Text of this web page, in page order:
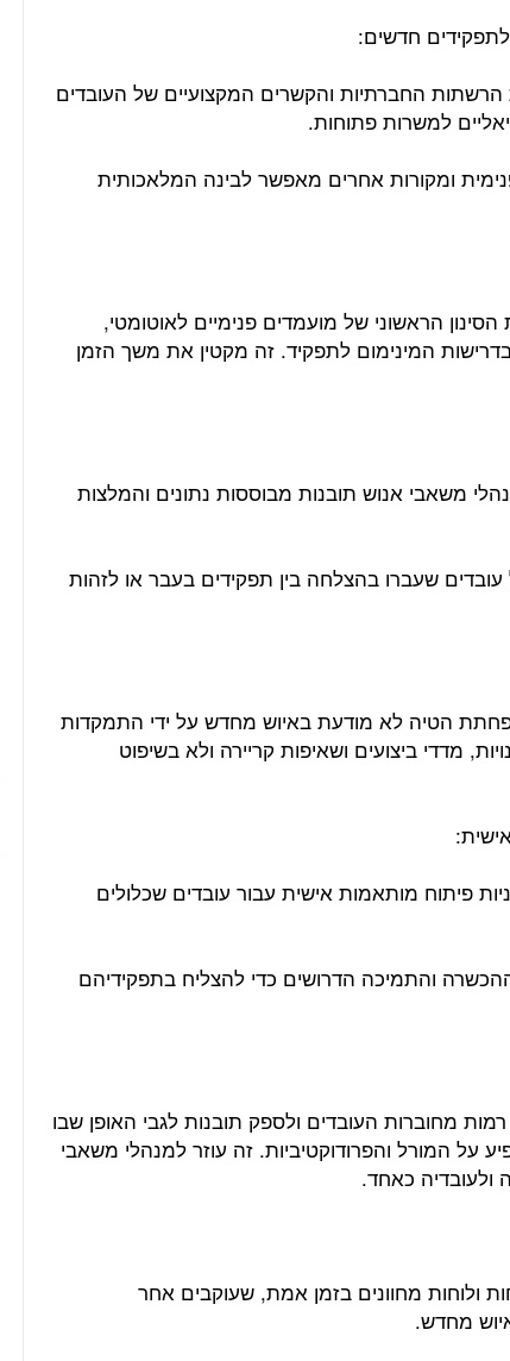
החברתיות והקשרים המקצועיים של העובדים
למשרות פתוחות.
ומקורות אחרים מאפשר לבינה המלאכותית
הראשוני של מועמדים פנימיים לאוטומטי,
המינימום לתפקיד. זה מקטין את משך הזמן
משאבי אנוש תובנות מבוססות נתונים והמלצות
עובדים שעברו בהצלחה בין תפקידים בעבר או לזהות
הטיה לא מודעת באיוש מחדש על ידי התמקדות
מדדי ביצועים ושאיפות קריירה ולא בשיפוט
פיתוח מותאמות אישית עבור עובדים שכלולים
והתמיכה הדרושים כדי להצליח בתפקידיהם
מחוברות העובדים ולספק תובנות לגבי האופן שבו
על המורל והפרודוקטיביות. זה עוזר למנהלי משאבי
ולעובדיה כאחד.
ולוחות מחוונים בזמן אמת, שעוקבים אחר
מחדש.